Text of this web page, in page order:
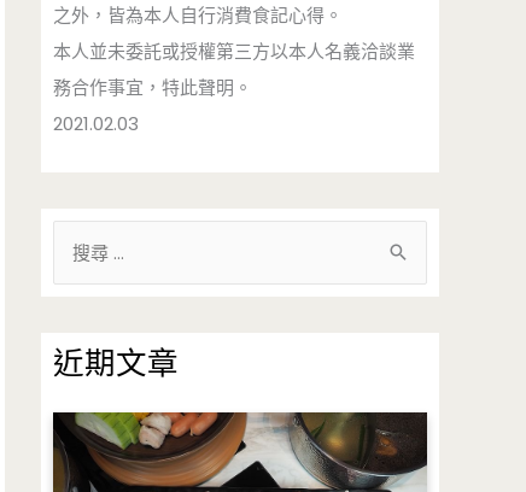
之外，皆為本人自行消費食記心得。
本人並未委託或授權第三方以本人名義洽談業
務合作事宜，特此聲明。
2021.02.03
鍵
字
:
近期文章